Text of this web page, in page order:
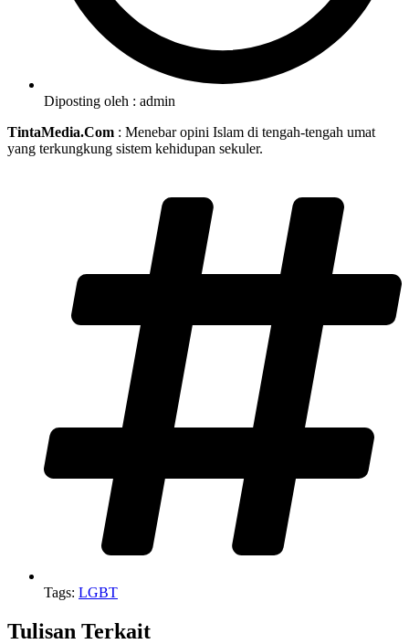
Diposting oleh : admin
TintaMedia.Com : Menebar opini Islam di tengah-tengah umat
yang terkungkung sistem kehidupan sekuler.
Tags: LGBT
Tulisan Terkait